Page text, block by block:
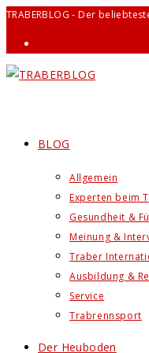
Zum
springen
TRABERBLOG - Der
BLOG
Allgemein
Experten beim
Gesundheit &
Meinung &
Traber
Ausbildung &
Service
Trabrennsport
Der Heuboden